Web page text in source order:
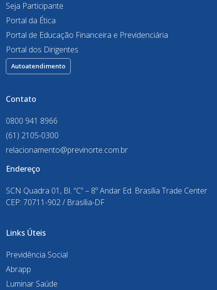
Seja Participante
Portal da Ética
Portal de Educação Financeira e Previdenciária
Portal dos Dirigentes
Autoatendimento
Contato
0800 941 8966
(61) 2105-0300
relacionamento@previnorte.com.br
Endereço
SCN Quadra 01, Bl. “C” – 8º Andar Ed. Brasília Trade Center
CEP: 70711-902 / Brasília-DF
Links Úteis
Previdência Social
Abrapp
Luminar Saúde